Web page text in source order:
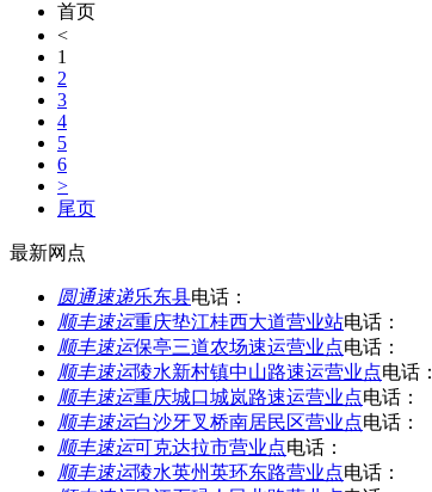
首页
<
1
2
3
4
5
6
>
尾页
最新网点
圆通速递乐东县电话：
顺丰速运重庆垫江桂西大道营业站电话：
顺丰速运保亭三道农场速运营业点电话：
顺丰速运陵水新村镇中山路速运营业点电话：
顺丰速运重庆城口城岚路速运营业点电话：
顺丰速运白沙牙叉桥南居民区营业点电话：
顺丰速运可克达拉市营业点电话：
顺丰速运陵水英州英环东路营业点电话：